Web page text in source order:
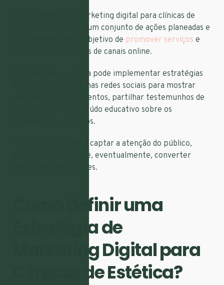
As estratégias de marketing digital para clínicas de
estética consistem num conjunto de ações planeadas e
coordenadas com o objetivo de promover serviços e
atrair clientes através de canais online.
Por exemplo, a clínica pode implementar estratégias
de marketing digital nas redes sociais para mostrar
resultados de tratamentos, partilhar testemunhos de
clientes e criar conteúdo educativo sobre os
tratamentos estéticos.
Estas ações ajudam a captar a atenção do público,
despertar interesse e, eventualmente, converter
seguidores em clientes.
Como Definir uma
Estratégia de
Marketing Digital para
Clínicas de Estética?